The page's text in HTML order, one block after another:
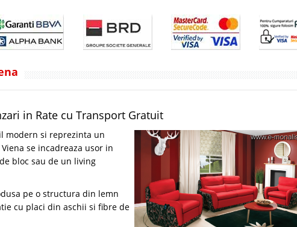
in Rate cu Transport Gratuit
modern si reprezinta un
se incadreaza usor in
bloc sau de un living
pe o structura din lemn
cu placi din aschii si fibre de